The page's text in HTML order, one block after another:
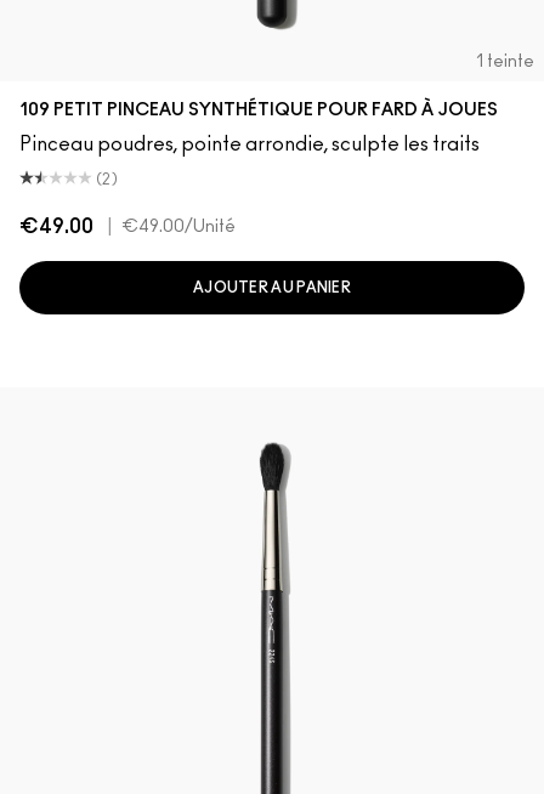
1 teinte
109 PETIT PINCEAU SYNTHÉTIQUE POUR FARD À JOUES
Pinceau poudres, pointe arrondie, sculpte les traits
(2)
€49.00 €49.00/Unité
AJOUTER AU PANIER